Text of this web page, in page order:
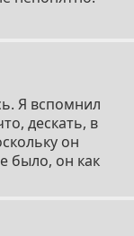
Я вспомнил
дескать, в
он
было, он как